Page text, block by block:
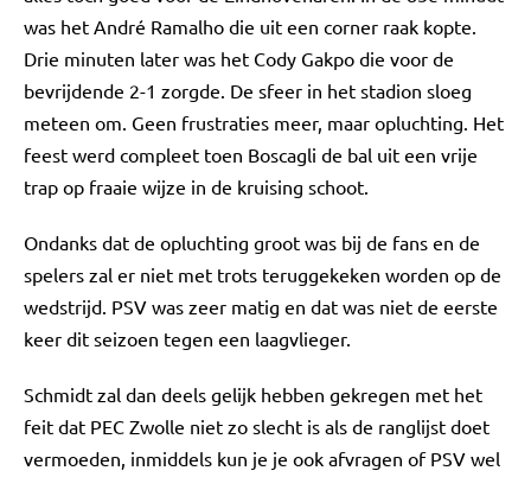
was het André Ramalho die uit een corner raak kopte.
Drie minuten later was het Cody Gakpo die voor de
bevrijdende 2-1 zorgde. De sfeer in het stadion sloeg
meteen om. Geen frustraties meer, maar opluchting. Het
feest werd compleet toen Boscagli de bal uit een vrije
trap op fraaie wijze in de kruising schoot.
Ondanks dat de opluchting groot was bij de fans en de
spelers zal er niet met trots teruggekeken worden op de
wedstrijd. PSV was zeer matig en dat was niet de eerste
keer dit seizoen tegen een laagvlieger.
Schmidt zal dan deels gelijk hebben gekregen met het
feit dat PEC Zwolle niet zo slecht is als de ranglijst doet
vermoeden, inmiddels kun je je ook afvragen of PSV wel